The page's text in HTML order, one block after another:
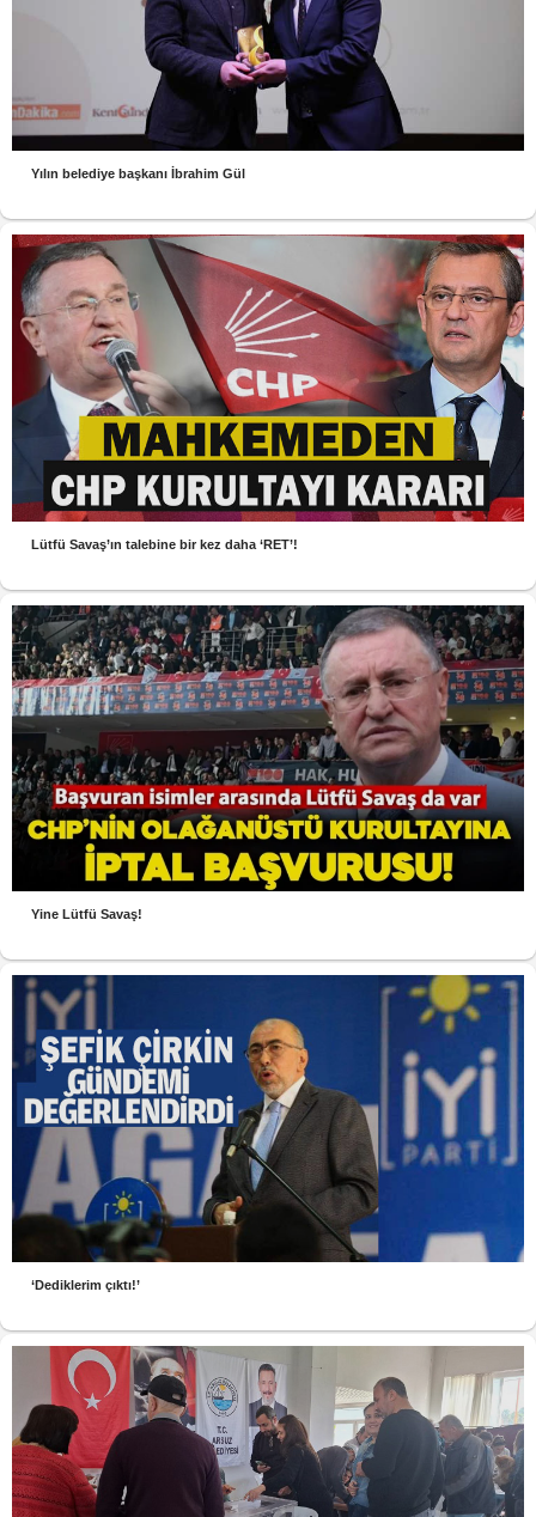
Yılın belediye başkanı İbrahim Gül
Lütfü Savaş’ın talebine bir kez daha ‘RET’!
Yine Lütfü Savaş!
‘Dediklerim çıktı!’